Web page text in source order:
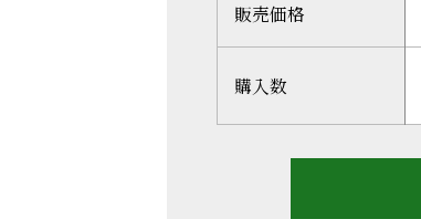
販売価格
購入数